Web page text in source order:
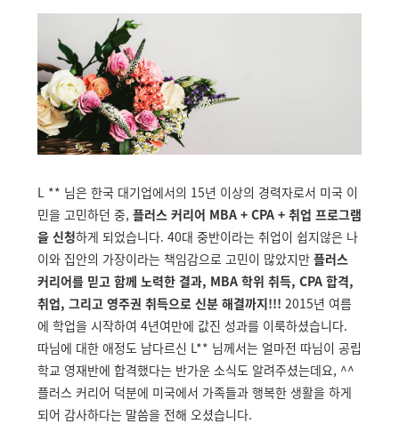
L ** 님은 한국 대기업에서의 15년 이상의 경력자로서 미국 이
민을 고민하던 중, 플러스 커리어 MBA + CPA + 취업 프로그램
을 신청하게 되었습니다. 40대 중반이라는 취업이 쉽지않은 나
이와 집안의 가장이라는 책임감으로 고민이 많았지만 플러스
커리어를 믿고 함께 노력한 결과, MBA 학위 취득, CPA 합격,
취업, 그리고 영주권 취득으로 신분 해결까지!!! 2015년 여름
에 학업을 시작하여 4년여만에 값진 성과를 이룩하셨습니다.
따님에 대한 애정도 남다르신 L** 님께서는 얼마전 따님이 공립
학교 영재반에 합격했다는 반가운 소식도 알려주셨는데요, ^^
플러스 커리어 덕분에 미국에서 가족들과 행복한 생활을 하게
되어 감사하다는 말씀을 전해 오셨습니다.